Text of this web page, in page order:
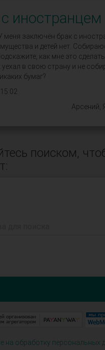
иностранцем
меня заключён брак с
и детей нет.
как мне это сделать,
в свою страну и не
бумаг?
Арсений,
поиском,
на обработку персональных